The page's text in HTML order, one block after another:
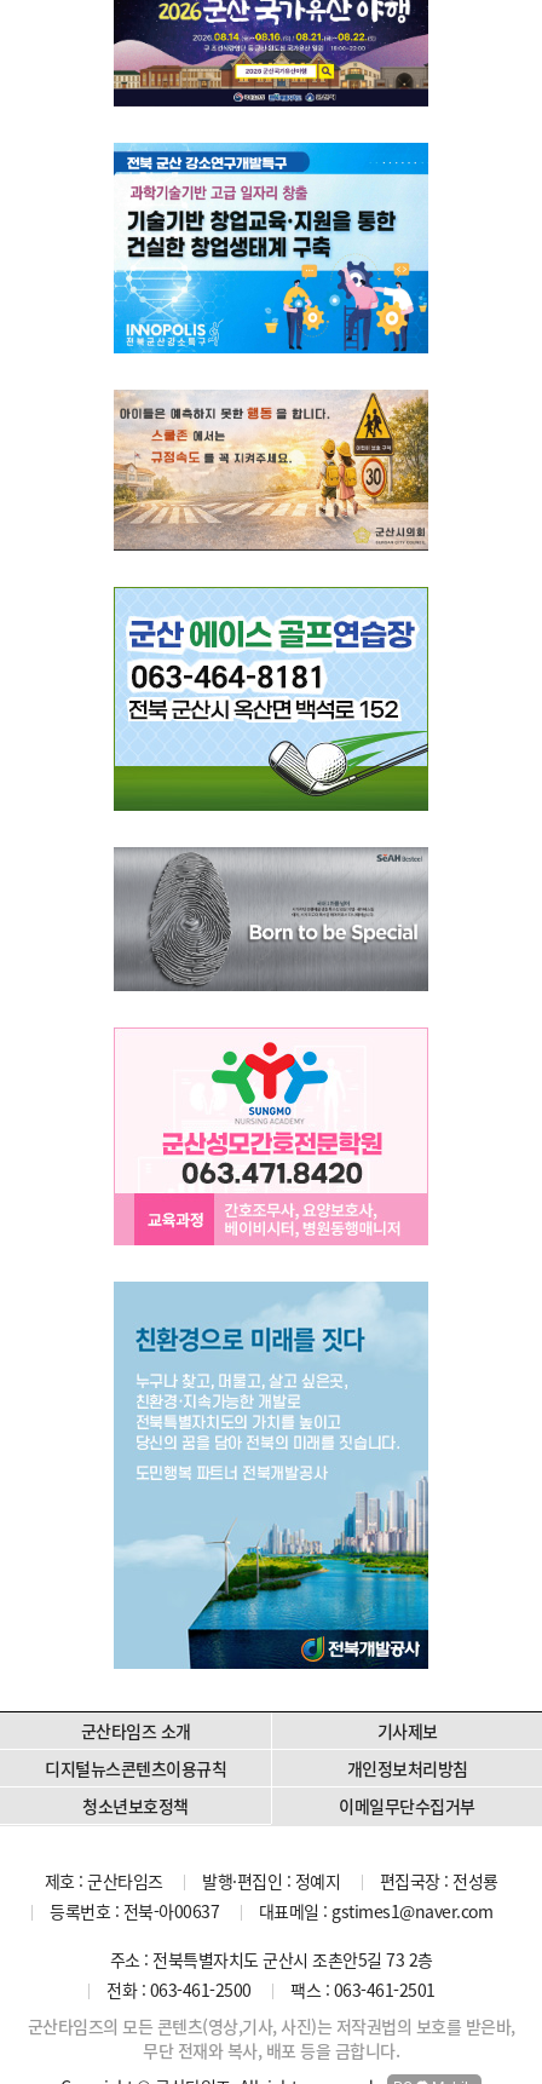
군산타임즈 소개
기사제보
디지털뉴스콘텐츠이용규칙
개인정보처리방침
청소년보호정책
이메일무단수집거부
제호 : 군산타임즈 발행·편집인 : 정예지
편집국장 : 전성룡
등록번호 : 전북-아00637
대표메일 : gstimes1@naver.com
주소 : 전북특별자치도 군산시 조촌안5길 73 2층
전화 : 063-461-2500
팩스 : 063-461-2501
군산타임즈의 모든 콘텐츠(영상,기사, 사진)는 저작권법의 보호를 받은바,
무단 전재와 복사, 배포 등을 금합니다.